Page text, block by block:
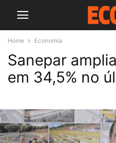
Home Economia
Sanepar
em 34,5% no